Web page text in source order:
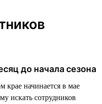
до начала сезона
крае начинается в мае
искать сотрудников